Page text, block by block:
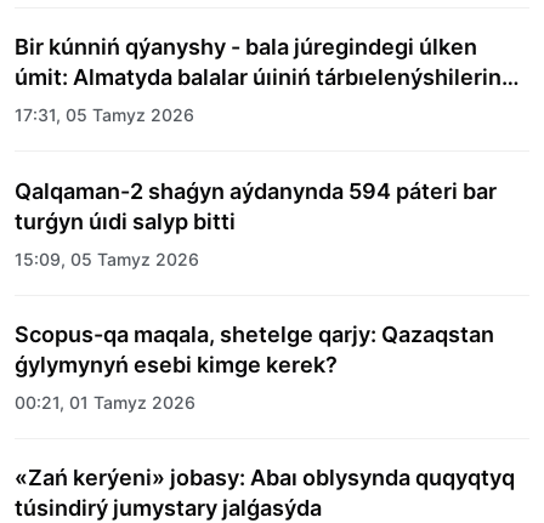
Bir kúnniń qýanyshy - bala júregindegi úlken
úmit: Almatyda balalar úıiniń tárbıelenýshilerine
merekelik kún uıymdastyryldy
17:31, 05 Tamyz 2026
Qalqaman-2 shaǵyn aýdanynda 594 páteri bar
turǵyn úıdi salyp bitti
15:09, 05 Tamyz 2026
Scopus-qa maqala, shetelge qarjy: Qazaqstan
ǵylymynyń esebi kimge kerek?
00:21, 01 Tamyz 2026
«Zań kerýeni» jobasy: Abaı oblysynda quqyqtyq
túsindirý jumystary jalǵasýda